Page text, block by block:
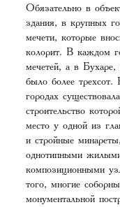
Обязательно в
здания, в крупных
мечети, которые
колорит. В каждом
мечетей, а в
было более трехсот.
городах
строительство
место у одной из
и стройные
однотипными
композиционными
того, многие
монументальной